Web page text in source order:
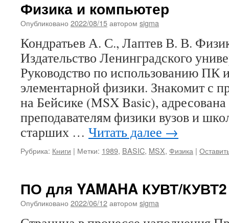
Физика и компьютер
Опубликовано 2022/08/15автором sigma
Кондратьев А. С., Лаптев В. В.
Издательство Ленинградского
Руководство по использованию
элементарной физики. Знакомит с
на Бейсике (MSX Basic), адресована
преподавателям физики вузов и
старших … Читать далее →
Рубрика: Книги | Метки: 1989, BASIC, MSX, Физика |
ПО для YAMAHA КУВТ/КУВТ2
Опубликовано 2022/06/12автором sigma